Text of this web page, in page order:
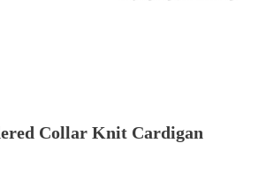
Collar Knit Cardigan